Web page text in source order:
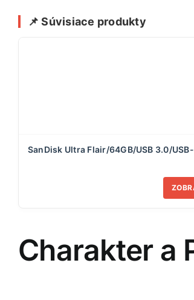
📌 Súvisiace produkty
SanDisk Ultra Flair/64GB/USB 3.0/
Charakter a